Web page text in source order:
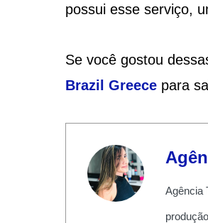
possui esse serviço,
Se você gostou
Brazil Greecepara
Agência